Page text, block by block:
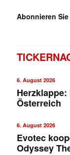
Abonnieren Sie
6. August 2026
Österreich
6. August 2026
Evotec
Odyssey